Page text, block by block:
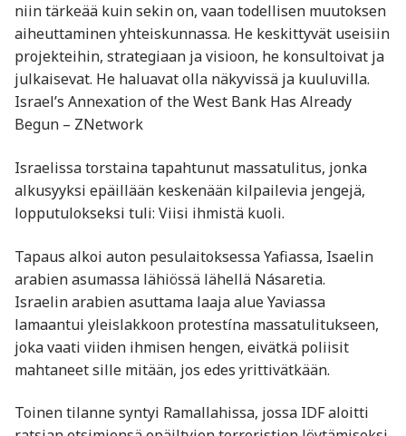
niin tärkeää kuin sekin on, vaan todellisen muutoksen
aiheuttaminen yhteiskunnassa. He keskittyvät useisiin
projekteihin, strategiaan ja visioon, he konsultoivat ja
julkaisevat. He haluavat olla näkyvissä ja kuuluvilla.
Israel’s Annexation of the West Bank Has Already
Begun – ZNetwork
Israelissa torstaina tapahtunut massatulitus, jonka
alkusyyksi epäillään keskenään kilpailevia jengejä,
lopputulokseksi tuli: Viisi ihmistä kuoli.
Tapaus alkoi auton pesulaitoksessa Yafiassa, Isaelin
arabien asumassa lähiössä lähellä Násaretia.
Israelin arabien asuttama laaja alue Yaviassa
lamaantui yleislakkoon protestína massatulitukseen,
joka vaati viiden ihmisen hengen, eivätkä poliisit
mahtaneet sille mitään, jos edes yrittivätkään.
Toinen tilanne syntyi Ramallahissa, jossa IDF aloitti